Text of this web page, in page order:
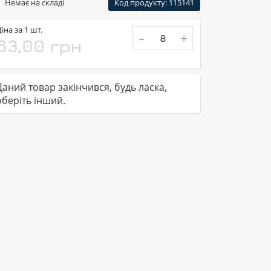
Немає на складі Код продукту: 115141
за 1 шт.
грн - +
товар закінчився, будь ласка,
інший.